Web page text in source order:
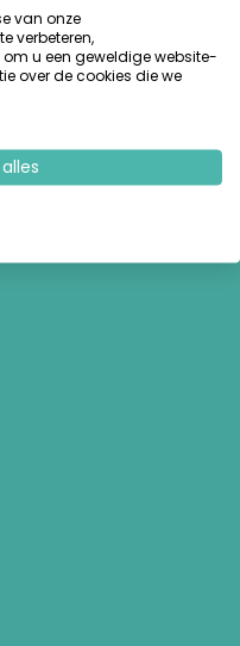
van onze
verbeteren,
u een geweldige website-
over de cookies die we